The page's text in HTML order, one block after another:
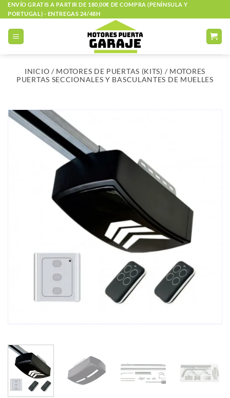
Saltar
al
contenido
ENVÍO GRATIS A PARTIR DE 180,00€ DE COMPRA (PENÍNSULA Y
PORTUGAL) - ENTREGAS 24/48H
INICIO / MOTORES DE PUERTAS (KITS) / MOTORES
PUERTAS SECCIONALES Y BASCULANTES DE MUELLES